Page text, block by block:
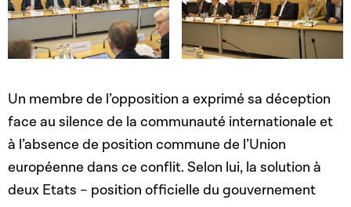
Open image in gallery Open image in gallery
Un membre de l’opposition a exprimé sa déception
face au silence de la communauté internationale et
à l’absence de position commune de l’Union
européenne dans ce conflit. Selon lui, la solution à
deux Etats – position officielle du gouvernement